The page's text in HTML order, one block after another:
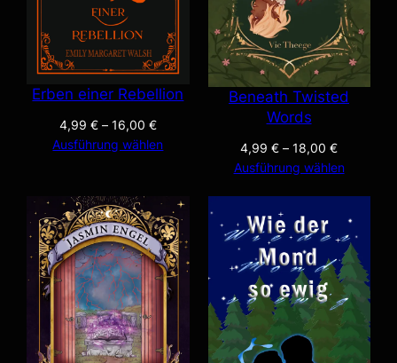
Erben einer Rebellion
4,99 €– 16,00 €
Ausführung wählen
Beneath Twisted
Words
4,99€ –18,00€
Ausführung wählen